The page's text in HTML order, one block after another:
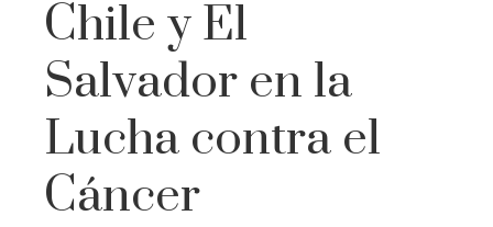
Chile y El
Salvador en la
Lucha contra el
Cáncer